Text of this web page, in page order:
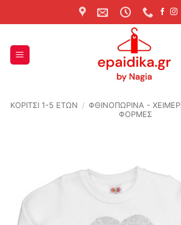
to
ΚΟΡΙΤΣΙ 1-5 ΕΤΩΝ / ΦΘΙΝΟΠΩΡΙΝΆ -
ΦΟΡΜΕΣ